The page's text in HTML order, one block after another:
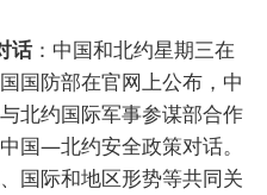
话：中国和北约星期三在
国防部在官网上公布，中
北约国际军事参谋部合作
国—北约安全政策对话。
国际和地区形势等共同关